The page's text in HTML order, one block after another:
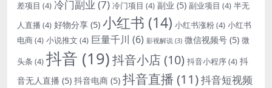
差项目 (4) 冷门副业 (7) 冷门项目 (4) 副业 (5) 副业项目 (4) 半无
人直播 (4) 好物分享 (5) 小红书 (14) 小红书涨粉(4) 小红书
电商(4) 小说推文 (4) 巨量千川 (6) 影视解说 (3) 微信视频号 (5) 微
头条 (4) 抖音 (19)抖音小店(10) 抖音小程序(4) 抖
音无人直播 (5) 抖音电商 (5) 抖音直播 (11)抖音短视频